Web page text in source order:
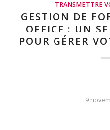
TRANSMETTRE
GESTION DE
OFFICE : UN
POUR GÉRER
9